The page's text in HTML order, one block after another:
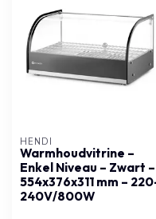
HENDI
Warmhoudvitrine –
Enkel Niveau – Zwart –
554x376x311 mm –
240V/800W